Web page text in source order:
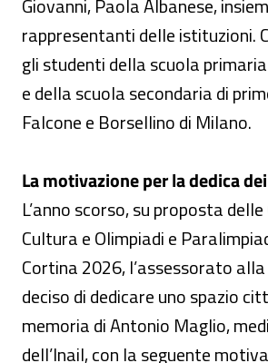
Giovanni, Paola Albanese,
rappresentanti delle istituzioni.
gli studenti della scuola
e della scuola secondaria di
Falcone e Borsellino di Milano.
La motivazione per la dedica
L’anno scorso, su proposta
Cultura e Olimpiadi e
Cortina 2026, l’assessorato
deciso di dedicare uno spazio
memoria di Antonio Maglio,
dell’Inail, con la seguente